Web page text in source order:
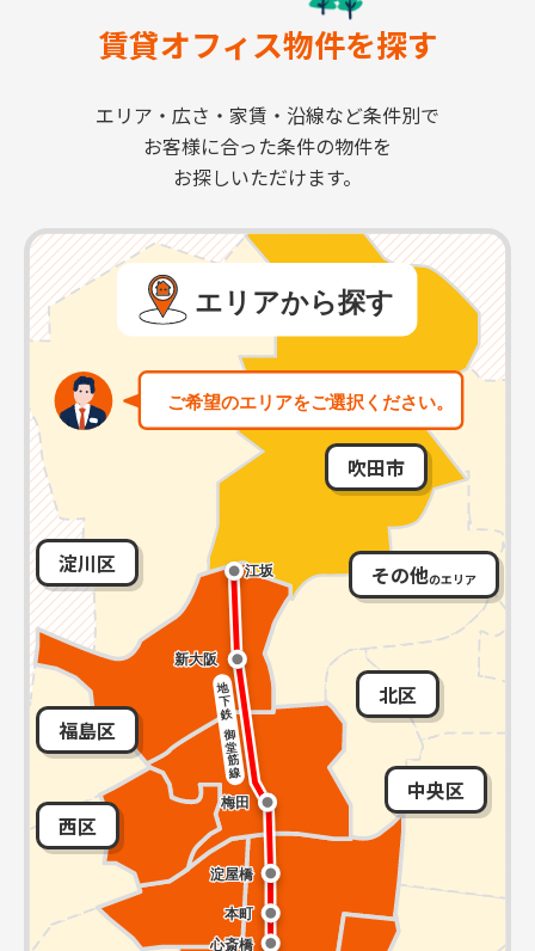
賃貸オフィス物件を探す
エリア・広さ・家賃・沿線など条件別で
お客様に合った条件の物件を
お探しいただけます。
吹田市
その他のエリア
淀川区
北区
福島区
中央区
西区